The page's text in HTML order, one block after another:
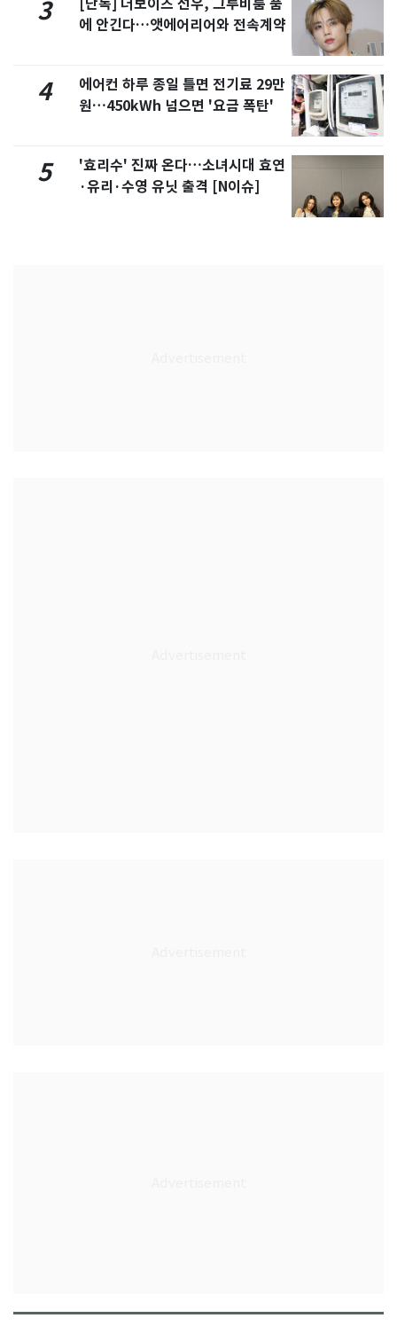
3
[단독] 더보이즈 선우, 그루비룸 품
에 안긴다…앳에어리어와 전속계약
4
에어컨 하루 종일 틀면 전기료 29만
원…450kWh 넘으면 '요금 폭탄'
5
'효리수' 진짜 온다…소녀시대 효연
·유리·수영 유닛 출격 [N이슈]